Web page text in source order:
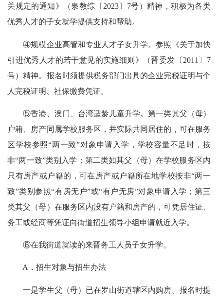
关规定的通知》（泉教综〔2023〕7号）精神，积极为各类
优秀人才的子女就学提供支持和帮助。
④规模企业高管和专业人才子女升学。参照《关于加快
引进优秀人才的若干意见的实施细则》（晋委发〔2011〕7
号）精神。报名时须提供税务部门出具的企业完税证明与个
人完税证明、社保缴费凭证。
⑤香港、澳门、台湾适龄儿童升学。第一类其父（母）
户籍、房产同属学校服务区，并实际共同居住的，可在服务
区学校参照“两一致”对象申请入学，学校容量不足时，按
非“两一致”类别入学；第二类如其父（母）在学校服务区内
只有房产或户籍的，可在房产或户籍所在地学校按非“两一
致”类别参照“有房无户”或“有户无房”对象申请入学；第三
类其父（母）在服务区内没有户籍和房产的，可凭居住证、
务工或经商等凭证向街道招生领导小组申请就近入学。
⑥在我街道就读的来晋务工人员子女升学。
A．招生对象与招生办法
一是学生父（母）已在罗山街道辖区内购房。报名时提